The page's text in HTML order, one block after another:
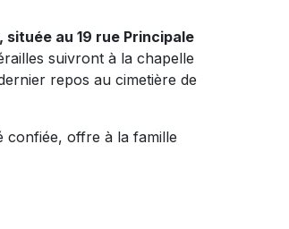
au 19 rue Principale
suivront à la chapelle
repos au cimetière de
confiée, offre à la famille